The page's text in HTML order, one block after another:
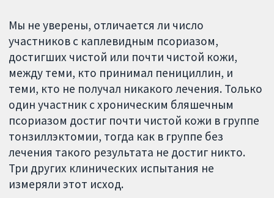
Мы не уверены, отличается ли число
участников с каплевидным псориазом,
достигших чистой или почти чистой кожи,
между теми, кто принимал пенициллин, и
теми, кто не получал никакого лечения. Только
один участник с хроническим бляшечным
псориазом достиг почти чистой кожи в группе
тонзиллэктомии, тогда как в группе без
лечения такого результата не достиг никто.
Три других клинических испытания не
измеряли этот исход.